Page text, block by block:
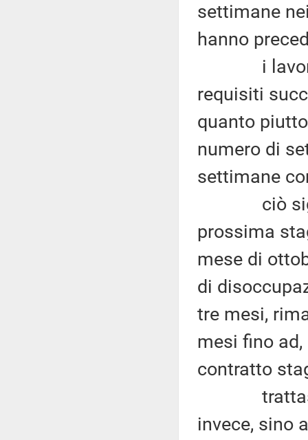
settimane
hanno
i
requisiti
quanto
numero di
settimane
ciò
prossima
mese di
di
tre mesi,
mesi fino
contratto
trattasi di
invece, sino